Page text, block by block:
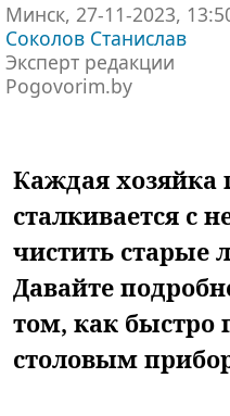
Минск, 27-11-2023,
Соколов Станислав
Эксперт редакции
Pogovorim.by
Каждая хозяйка
сталкивается с
чистить старые
Давайте
том, как быстро
столовым